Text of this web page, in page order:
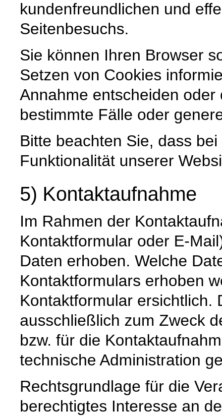
kundenfreundlichen und
Seitenbesuchs.
Sie können Ihren Browser
Setzen von Cookies
Annahme entscheiden
bestimmte Fälle oder
Bitte beachten Sie, dass
Funktionalität unserer
5) Kontaktaufnahme
Im Rahmen der
Kontaktformular oder E-
Daten erhoben. Welche
Kontaktformulars erhoben
Kontaktformular ersichtlich.
ausschließlich zum Zweck
bzw. für die
technische Administration
Rechtsgrundlage für die
berechtigtes Interesse an